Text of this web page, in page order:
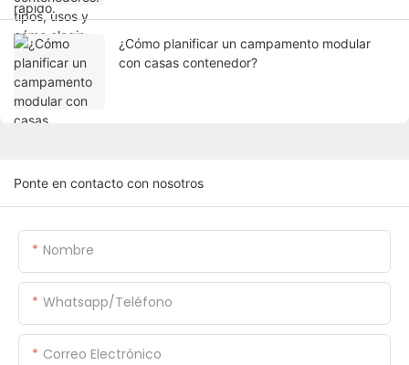
¿Cómo planificar un campamento modular
con casas contenedor?
Ponte en contacto con nosotros
Nombre
Whatsapp/Teléfono
Correo Electrónico